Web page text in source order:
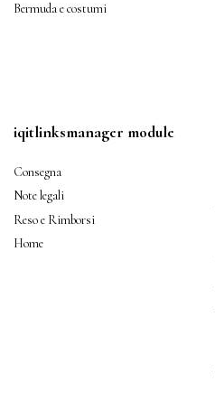
Bermuda e costumi
iqitlinksmanager module
Consegna
Note legali
Reso e Rimborsi
Home